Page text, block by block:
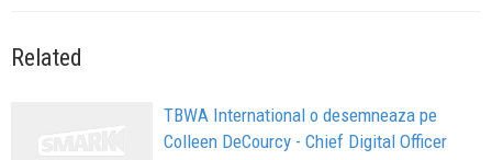
Related
TBWA International o desemneaza pe
Colleen DeCourcy - Chief Digital Officer